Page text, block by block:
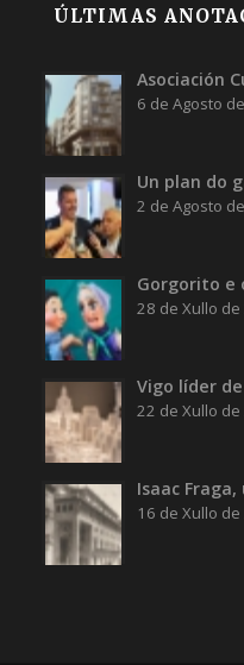
ÚLTIMAS
Asociación
6 de Agosto
Un plan do
2 de Agosto
Gorgorito e
28 de Xullo
Vigo líder
22 de Xullo de
Isaac
16 de Xullo